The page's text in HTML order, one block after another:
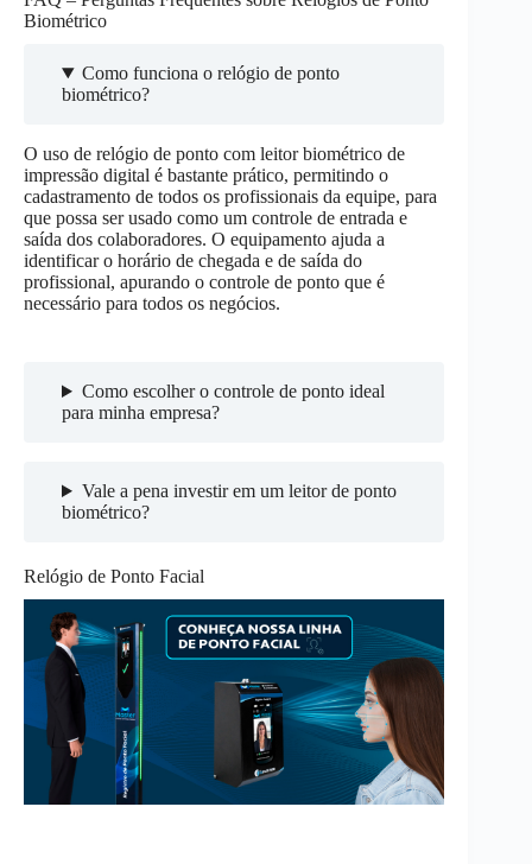
Biométrico
Como funciona o relógio de ponto
biométrico?
O uso de relógio de ponto com leitor biométrico de
impressão digital é bastante prático, permitindo o
cadastramento de todos os profissionais da equipe, para
que possa ser usado como um controle de entrada e
saída dos colaboradores. O equipamento ajuda a
identificar o horário de chegada e de saída do
profissional, apurando o controle de ponto que é
necessário para todos os negócios.
Como escolher o controle de ponto ideal
para minha empresa?
Vale a pena investir em um leitor de ponto
biométrico?
Relógio de Ponto Facial